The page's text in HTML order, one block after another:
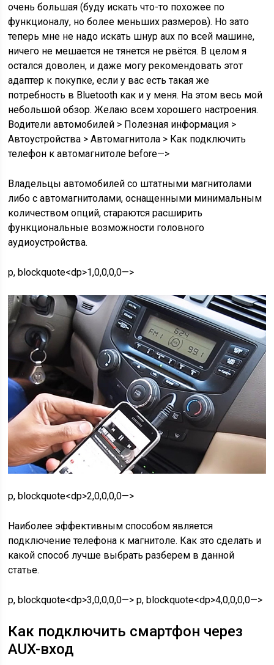
очень большая (буду искать что-то похожее по
функционалу, но более меньших размеров). Но зато
теперь мне не надо искать шнур aux по всей машине,
ничего не мешается не тянется не рвётся. В целом я
остался доволен, и даже могу рекомендовать этот
адаптер к покупке, если у вас есть такая же
потребность в Bluetooth как и у меня. На этом весь мой
небольшой обзор. Желаю всем хорошего настроения.
Водители автомобилей > Полезная информация >
Автоустройства >Автомагнитола > Как подключить
телефон к автомагнитоле before—>
Владельцы автомобилей со штатными магнитолами
либо с автомагнитолами, оснащенными минимальным
количеством опций, стараются расширить
функциональные возможности головного
аудиоустройства.
p, blockquote<dp>1,0,0,0,0—>
p, blockquote<dp>2,0,0,0,0—>
Наиболее эффективным способом является
подключение телефона к магнитоле. Как это сделать и
какой способ лучше выбрать разберем в данной
статье.
p, blockquote<dp>3,0,0,0,0—> p, blockquote<dp>4,0,0,0,0—>
Как подключить смартфон через
AUX-вход